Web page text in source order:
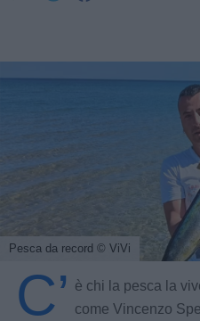
Pesca da record © ViVi
C’
è chi la pesca la
come Vincenzo